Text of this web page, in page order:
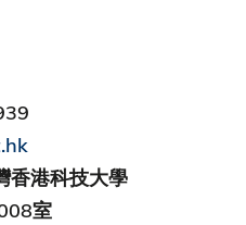
香港科技大學
室